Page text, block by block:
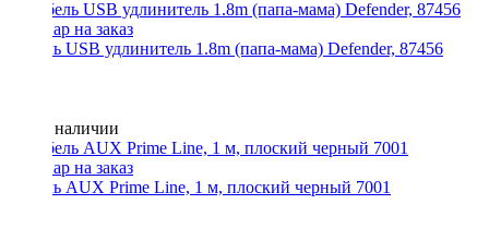
Кабель USB удлинитель 1.8m (папа-мама) Defender, 87456
Нет в наличии
Кабель AUX Prime Line, 1 м, плоский черный 7001